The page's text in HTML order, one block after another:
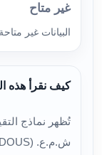
غير متاح
البيانات غير
كيف نقرأ هذه
تُظهر نماذج